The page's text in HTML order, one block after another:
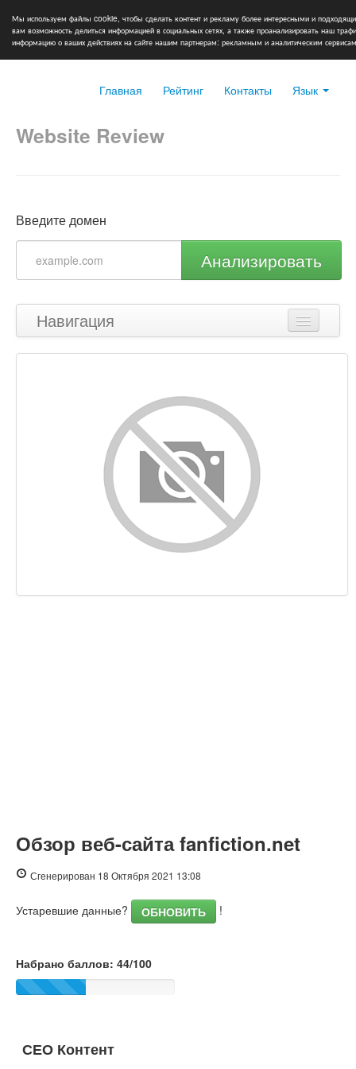
Мы используем файлы cookie, чтобы сделать контент и рекламу более интересными и
вам возможность делиться информацией в социальных сетях, а также проанализировать наш
информацию о ваших действиях на сайте нашим партнерам: рекламным и аналитическим
Главная Рейтинг Контакты Язык
Website Review
Введите домен
Анализировать
Навигация
Наверх
Ключевые слова
Юзабилити
Документ
Мобильный телефон
Обзор веб-сайта fanfiction.net
Сгенерирован 18 Октября 2021 13:08
Устаревшие данные? ОБНОВИТЬ !
Набрано баллов: 44/100
СЕО Контент